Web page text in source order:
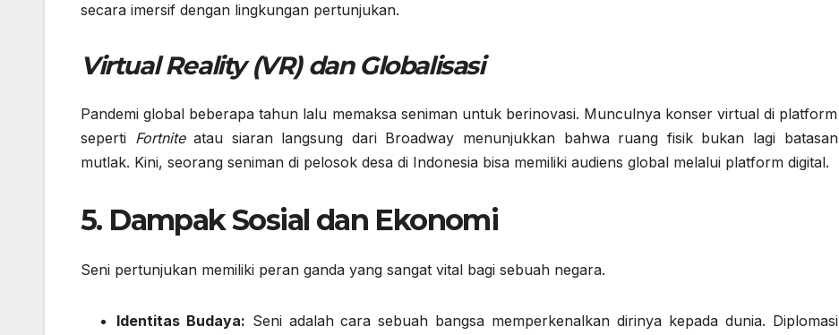
secara imersif dengan lingkungan pertunjukan.
Virtual Reality (VR) dan Globalisasi
Pandemi global beberapa tahun lalu memaksa seniman untuk berinovasi. Munculnya konser virtual di platform
seperti Fortniteatau siaran langsung dari Broadway menunjukkan bahwa ruang fisik bukan lagi batasan
mutlak. Kini, seorang seniman di pelosok desa di Indonesia bisa memiliki audiens global melalui platform digital.
5. Dampak Sosial dan Ekonomi
Seni pertunjukan memiliki peran ganda yang sangat vital bagi sebuah negara.
Identitas Budaya: Seni adalah cara sebuah bangsa memperkenalkan dirinya kepada dunia. Diplomasi